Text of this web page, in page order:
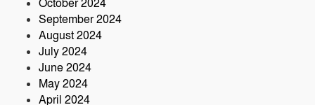
October 2024
September 2024
August 2024
July 2024
June 2024
May 2024
April 2024